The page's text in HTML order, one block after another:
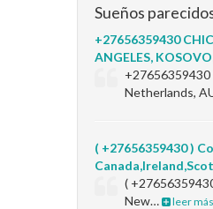
Sueños
+27656359430
ANGELES,
+27656359430
Netherlands,
( +27656359430 )
(
New…
leer más